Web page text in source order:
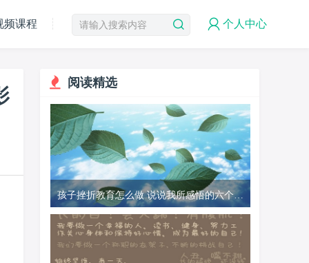
频课程 个人中心
阅读精选
孩子挫折教育怎么做 说说我所感悟的六个正
确方法